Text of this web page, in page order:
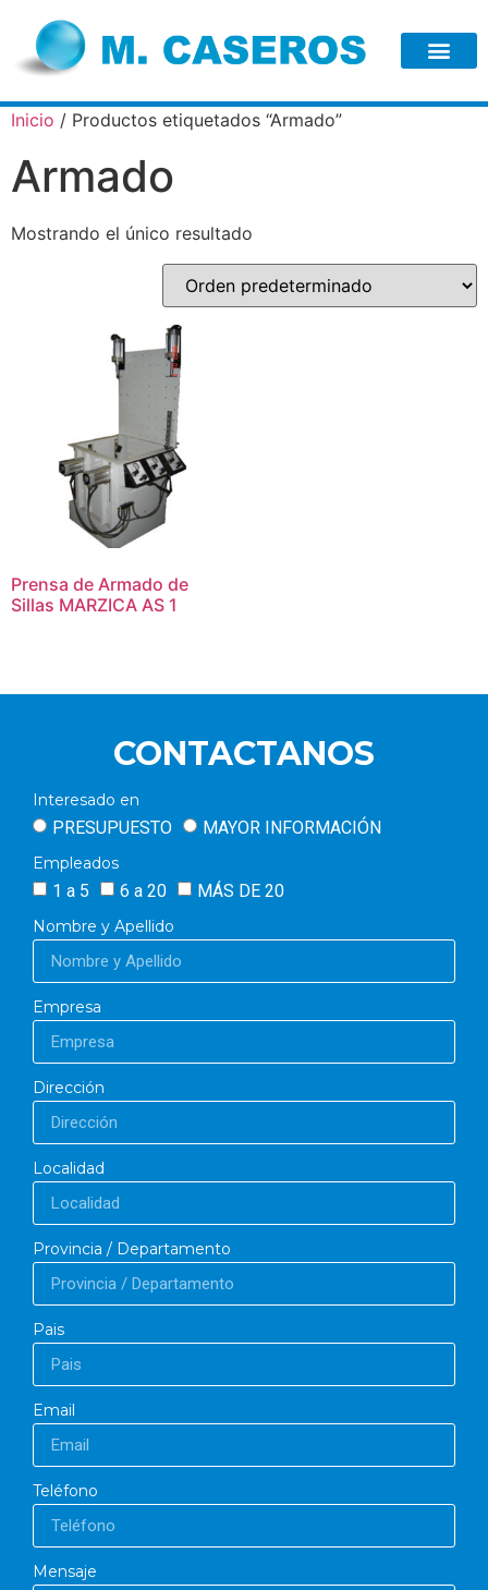
Inicio / Productos etiquetados “Armado”
Armado
Mostrando el único resultado
Prensa de Armado de
Sillas MARZICA AS 1
CONTACTANOS
Interesado en
PRESUPUESTO MAYOR INFORMACIÓN
Empleados
1 a 5 6 a 20 MÁS DE 20
Nombre y Apellido
Empresa
Dirección
Localidad
Provincia / Departamento
Pais
Email
Teléfono
Mensaje